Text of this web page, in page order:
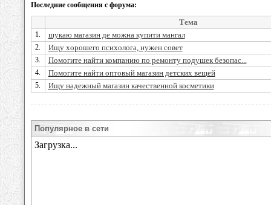
Последние сообщения с форума:
Тема
1. шукаю магазин де можна купити мангал
2. Ищу хорошего психолога, нужен совет
3. Помогите найти компанию по ремонту подушек безопас...
4. Помогите найти оптовый магазин детских вещей
5. Ищу надежный магазин качественной косметики
Популярное в сети